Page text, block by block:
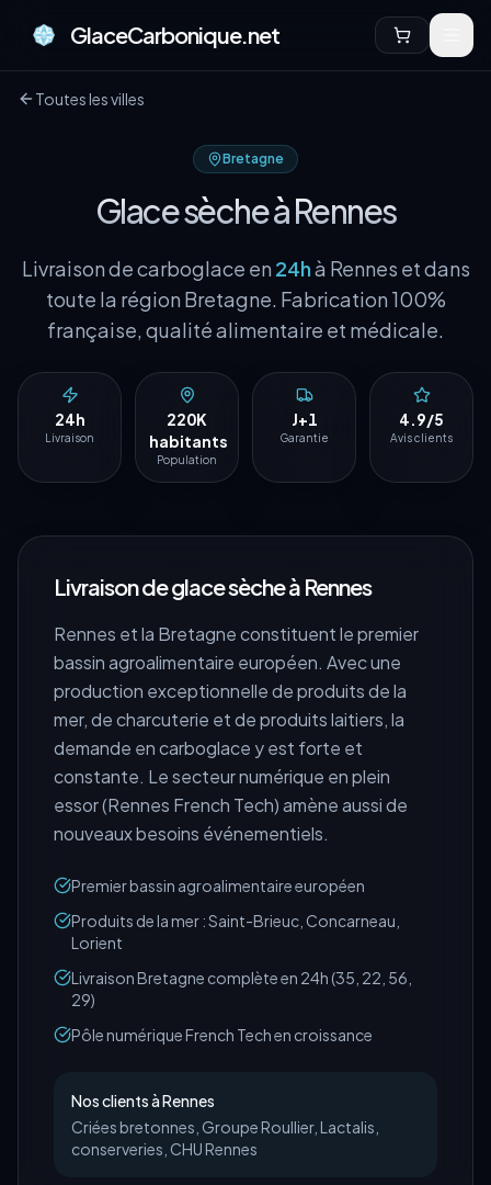
GlaceCarbonique.net
Toutes les villes
Bretagne
Glace sèche àRennes
Livraison de carboglace en 24hà Rennes et dans
toute la région Bretagne . Fabrication 100%
française, qualité alimentaire et médicale.
24h
Livraison
220K
habitants
Population
J+1
Garantie
4.9/5
Avis clients
Livraison de glace sèche à Rennes
Rennes et la Bretagne constituent le premier
bassin agroalimentaire européen. Avec une
production exceptionnelle de produits de la
mer, de charcuterie et de produits laitiers, la
demande en carboglace y est forte et
constante. Le secteur numérique en plein
essor (Rennes French Tech) amène aussi de
nouveaux besoins événementiels.
Premier bassin agroalimentaire européen
Produits de la mer : Saint-Brieuc, Concarneau,
Lorient
Livraison Bretagne complète en 24h (35, 22, 56,
29)
Pôle numérique French Tech en croissance
Nos clients àRennes
Criées bretonnes, Groupe Roullier, Lactalis,
conserveries, CHU Rennes